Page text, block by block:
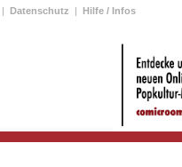
| Datenschutz | Hilfe / Infos